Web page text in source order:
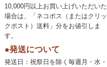
10,000円以上お買い上げいただいた
場合は、「ネコポス（またはクリッ
クポスト）送料」分をお値引しま
す。
●発送について
発送日：祝祭日を除く毎週月・水・